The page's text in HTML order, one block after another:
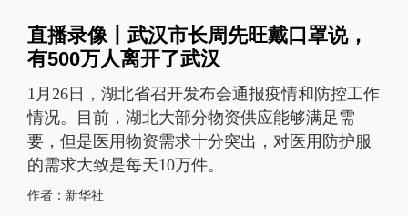
直播录像丨武汉市长周先旺戴口罩说，
有500万人离开了武汉
1月26日，湖北省召开发布会通报疫情和防控工作
情况。目前，湖北大部分物资供应能够满足需
要，但是医用物资需求十分突出，对医用防护服
的需求大致是每天10万件。
作者： 新华社